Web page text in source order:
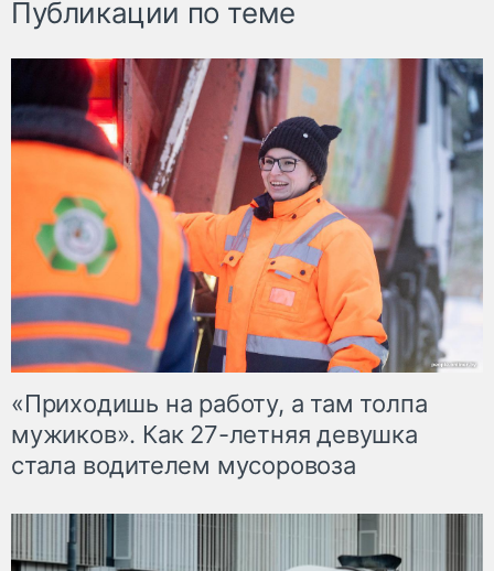
Публикации по теме
«Приходишь на работу, а там толпа
мужиков». Как 27-летняя девушка
стала водителем мусоровоза